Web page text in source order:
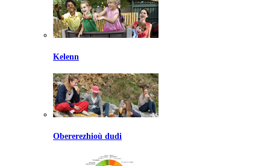
Kelenn
Obererezhioù dudi